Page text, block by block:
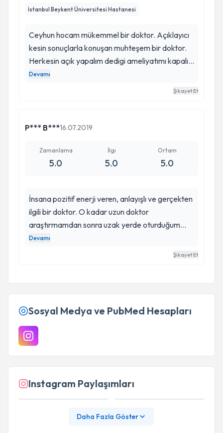
İstanbul Beykent Üniversitesi Hastanesi
Ceyhun hocam mükemmel bir doktor. Açıklayıcı
kesin sonuçlarla konuşan muhteşem bir doktor.
Herkesin açık yapalım dedigi ameliyatımı kapalı
bir şekilde yapılabilir dedi. Bu süreçteki bütün
aşamaları tek tek anlattı ve bana çok güven
Devamı
Şikayet Et
P*** B***16.07.2019
Zamanlama
5.0
İlgi
5.0
Ortam
5.0
İnsana pozitif enerji veren, anlayışlı ve gerçekten
ilgili bir doktor. O kadar uzun doktor
araştırmamdan sonra uzak yerde oturduğum
halde Numan hocama randevu aldım. Ve
alanında gerçekten başarılı ve bilgili bir doktor. İyi
Devamı
Şikayet Et
Sosyal Medya ve PubMed Hesapları
Instagram Paylaşımları
Daha Fazla Göster